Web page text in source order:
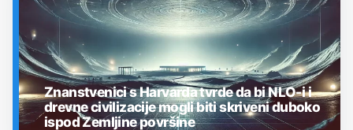
Znanstvenici s Harvarda tvrde da bi NLO-i i
drevne civilizacije mogli biti skriveni duboko
ispod Zemljine površine